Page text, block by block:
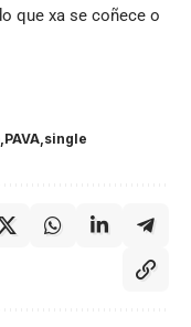
que xa se coñece o
PAVA single